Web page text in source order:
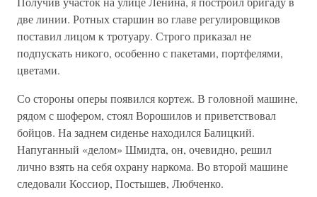
две линии. Ротных старшин во главе регулировщиков
поставил лицом к тротуару. Строго приказал не
подпускать никого, особенно с пакетами, портфелями,
цветами.
Со стороны оперы появился кортеж. В головной машине,
рядом с шофером, стоял Ворошилов и приветствовал
бойцов. На заднем сиденье находился Балицкий.
Напуганный «делом» Шмидта, он, очевидно, решил
лично взять на себя охрану наркома. Во второй машине
следовали Коссиор, Постышев, Любченко.